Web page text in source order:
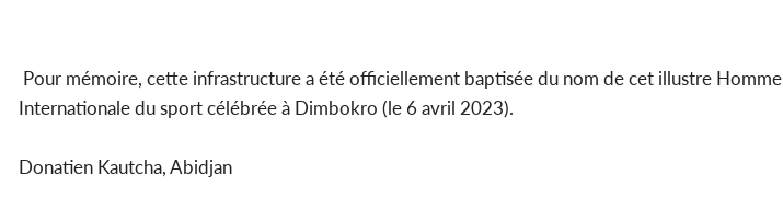
Pour mémoire, cette infrastructure a été officiellement baptisée du nom de cet illustre
Internationale du sport célébrée à Dimbokro (le 6 avril 2023).
Donatien Kautcha, Abidjan